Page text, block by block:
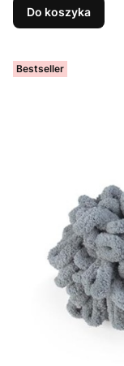
Do koszyka
Bestseller